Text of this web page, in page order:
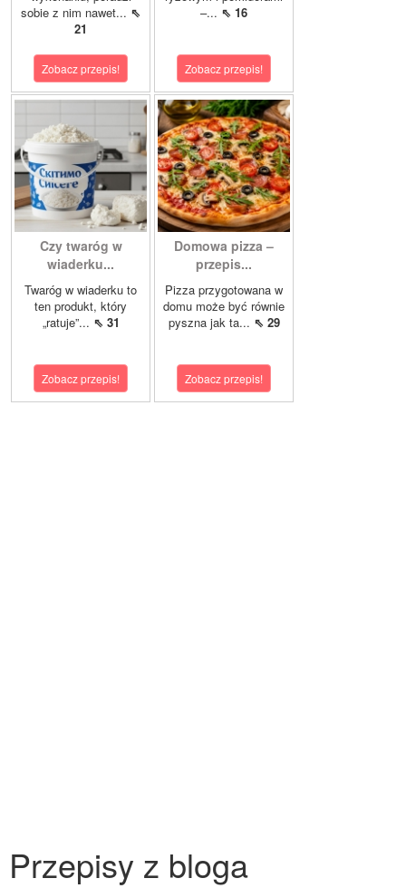
sobie z nim nawet... ⇖
21
Zobacz przepis!
–... ⇖ 16
Zobacz przepis!
Czy twaróg w
wiaderku...
Twaróg w wiaderku to
ten produkt, który
„ratuje”... ⇖ 31
Zobacz przepis!
Domowa pizza –
przepis...
Pizza przygotowana w
domu może być równie
pyszna jak ta... ⇖ 29
Zobacz przepis!
Przepisy z bloga